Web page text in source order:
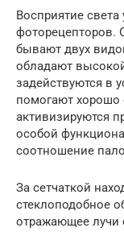
Восприятие
фоторецепторов.
бывают двух
обладают
задействуются в
помогают хорошо
активизируются
особой
соотношение
За сетчаткой
стеклоподобное
отражающее лучи